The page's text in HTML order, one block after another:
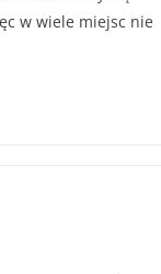
w wiele miejsc nie